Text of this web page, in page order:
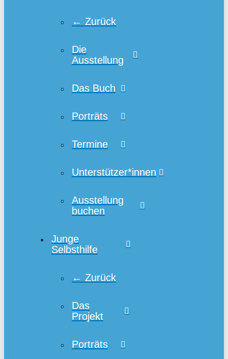
← Zurück
Die
Ausstellung
Das Buch
Porträts
Termine
Unterstützer*innen
Ausstellung
buchen
Junge
Selbsthilfe
← Zurück
Das
Projekt
Porträts